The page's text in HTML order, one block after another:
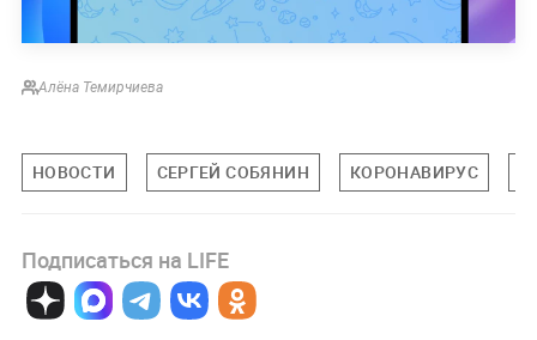
Алёна Темирчиева
НОВОСТИ СЕРГЕЙ СОБЯНИН КОРОНАВИРУС
Подписаться на LIFE